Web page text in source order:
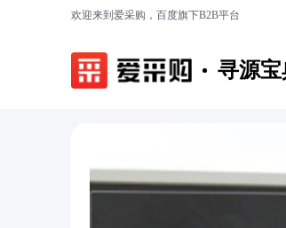
欢迎来到爱采购，百度旗下B2B平台
寻源宝